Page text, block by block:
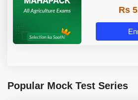
Rs
Popular Mock Test Series